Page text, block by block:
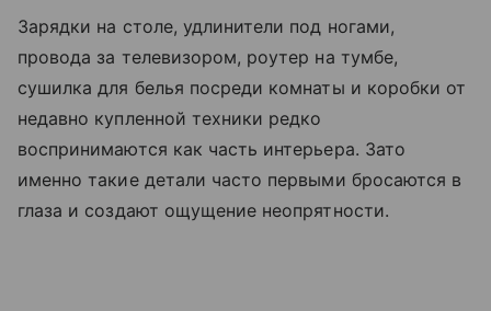
Зарядки на столе, удлинители под ногами,
провода за телевизором, роутер на тумбе,
сушилка для белья посреди комнаты и коробки от
недавно купленной техники редко
воспринимаются как часть интерьера. Зато
именно такие детали часто первыми бросаются в
глаза и создают ощущение неопрятности.